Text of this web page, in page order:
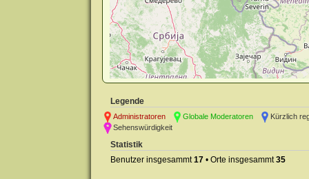
Legende
Administratoren
Globale Moderatoren
Kürzlich
Sehenswürdigkeit
Statistik
Benutzer insgesammt17 • Orte insgesammt35